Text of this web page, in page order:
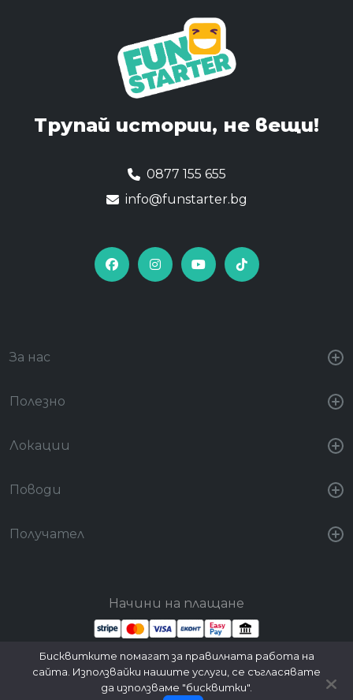
Трупай истории, не вещи!
0877 155 655
info@funstarter.bg
За нас
Полезно
Локации
Поводи
Получател
Начини на плащане
Стани партньор Вход за партньори
Бисквитките помагат за правилната работа на
сайта. Използвайки нашите услуги, се съгласявате
да използваме "бисквитки".